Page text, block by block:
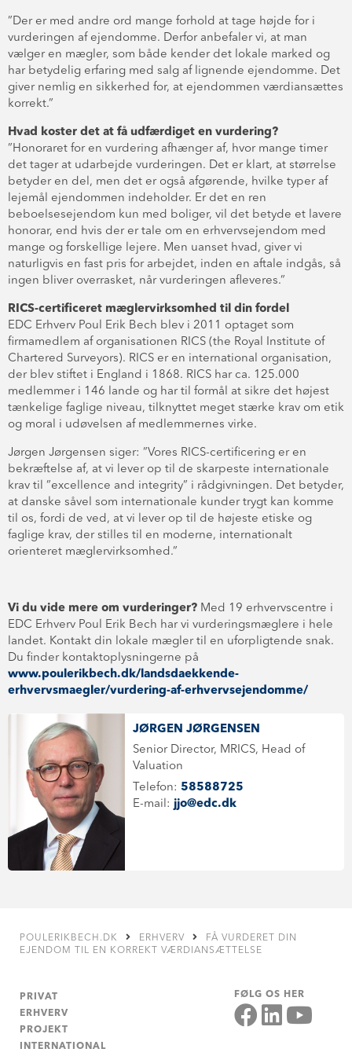
”Der er med andre ord mange forhold at tage højde for i
vurderingen af ejendomme. Derfor anbefaler vi, at man
vælger en mægler, som både kender det lokale marked og
har betydelig erfaring med salg af lignende ejendomme. Det
giver nemlig en sikkerhed for, at ejendommen værdiansættes
korrekt.”
Hvad koster det at få udfærdiget en vurdering?
”Honoraret for en vurdering afhænger af, hvor mange timer
det tager at udarbejde vurderingen. Det er klart, at størrelse
betyder en del, men det er også afgørende, hvilke typer af
lejemål ejendommen indeholder. Er det en ren
beboelsesejendom kun med boliger, vil det betyde et lavere
honorar, end hvis der er tale om en erhvervsejendom med
mange og forskellige lejere. Men uanset hvad, giver vi
naturligvis en fast pris for arbejdet, inden en aftale indgås, så
ingen bliver overrasket, når vurderingen afleveres.”
RICS-certificeret mæglervirksomhed til din fordel
EDC Erhverv Poul Erik Bech blev i 2011 optaget som
firmamedlem af organisationen RICS (the Royal Institute of
Chartered Surveyors). RICS er en international organisation,
der blev stiftet i England i 1868. RICS har ca. 125.000
medlemmer i 146 lande og har til formål at sikre det højest
tænkelige faglige niveau, tilknyttet meget stærke krav om etik
og moral i udøvelsen af medlemmernes virke.
Jørgen Jørgensen siger: ”Vores RICS-certificering er en
bekræftelse af, at vi lever op til de skarpeste internationale
krav til ”excellence and integrity” i rådgivningen. Det betyder,
at danske såvel som internationale kunder trygt kan komme
til os, fordi de ved, at vi lever op til de højeste etiske og
faglige krav, der stilles til en moderne, internationalt
orienteret mæglervirksomhed.”
Vi du vide mere om vurderinger? Med 19 erhvervscentre i
EDC Erhverv Poul Erik Bech har vi vurderingsmæglere i hele
landet. Kontakt din lokale mægler til en uforpligtende snak.
Du finder kontaktoplysningerne på
www.poulerikbech.dk/landsdaekkende-
erhvervsmaegler/vurdering-af-erhvervsejendomme/
JØRGEN JØRGENSEN
Senior Director, MRICS, Head of
Valuation
Telefon: 58588725
E-mail: jjo@edc.dk
POULERIKBECH.DK ERHVERV
FÅ VURDERET DIN
EJENDOM TIL EN KORREKT VÆRDIANSÆTTELSE
PRIVAT
ERHVERV
PROJEKT
INTERNATIONAL
FØLG OS HER